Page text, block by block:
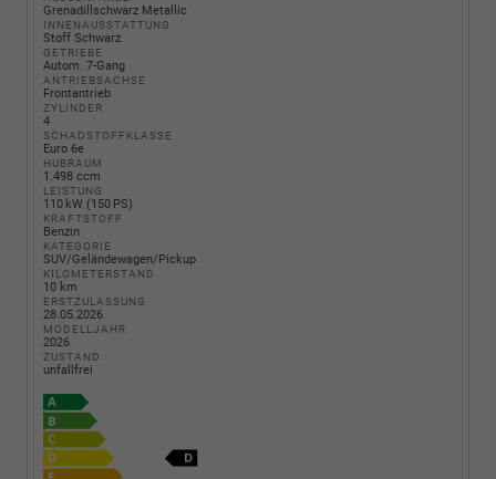
Grenadillschwarz Metallic
INNENAUSSTATTUNG
Stoff Schwarz
GETRIEBE
Autom. 7-Gang
ANTRIEBSACHSE
Frontantrieb
ZYLINDER
4
SCHADSTOFFKLASSE
Euro 6e
HUBRAUM
1.498 ccm
LEISTUNG
110 kW (150 PS)
KRAFTSTOFF
Benzin
KATEGORIE
SUV/Geländewagen/Pickup
KILOMETERSTAND
10 km
ERSTZULASSUNG
28.05.2026
MODELLJAHR
2026
ZUSTAND
unfallfrei